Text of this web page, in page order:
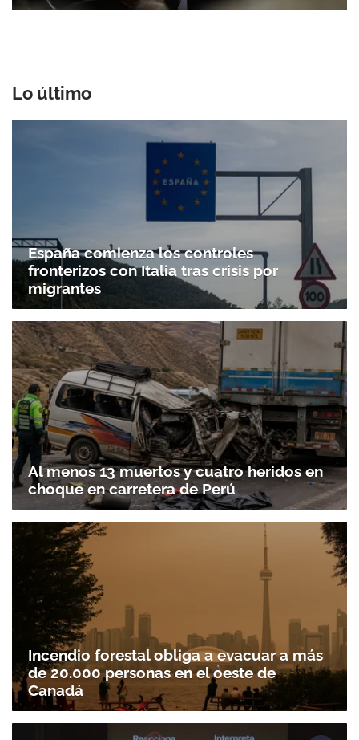
Lo último
España comienza los controles
fronterizos con Italia tras crisis por
migrantes
Al menos 13 muertos y cuatro heridos en
choque en carretera de Perú
Incendio forestal obliga a evacuar a más
de 20.000 personas en el oeste de
Canadá